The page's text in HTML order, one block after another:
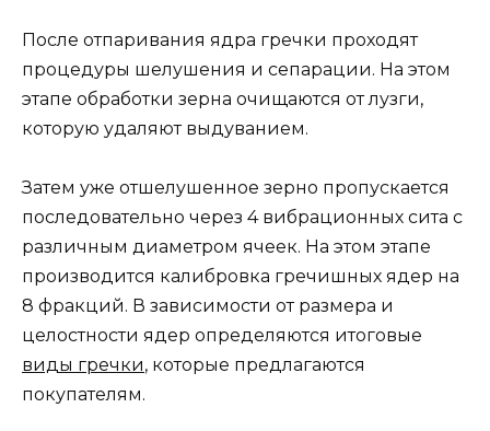
После отпаривания ядра гречки проходят
процедуры шелушения и сепарации. На этом
этапе обработки зерна очищаются от лузги,
которую удаляют выдуванием.
Затем уже отшелушенное зерно пропускается
последовательно через 4 вибрационных сита с
различным диаметром ячеек. На этом этапе
производится калибровка гречишных ядер на
8 фракций. В зависимости от размера и
целостности ядер определяются итоговые
виды гречки, которые предлагаются
покупателям.